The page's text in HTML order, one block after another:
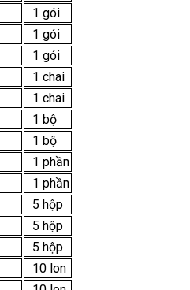
1 gói
1 gói
1 gói
1 chai
1 chai
1 bộ
1 bộ
1 phần
1 phần
5 hộp
5 hộp
5 hộp
10 lon